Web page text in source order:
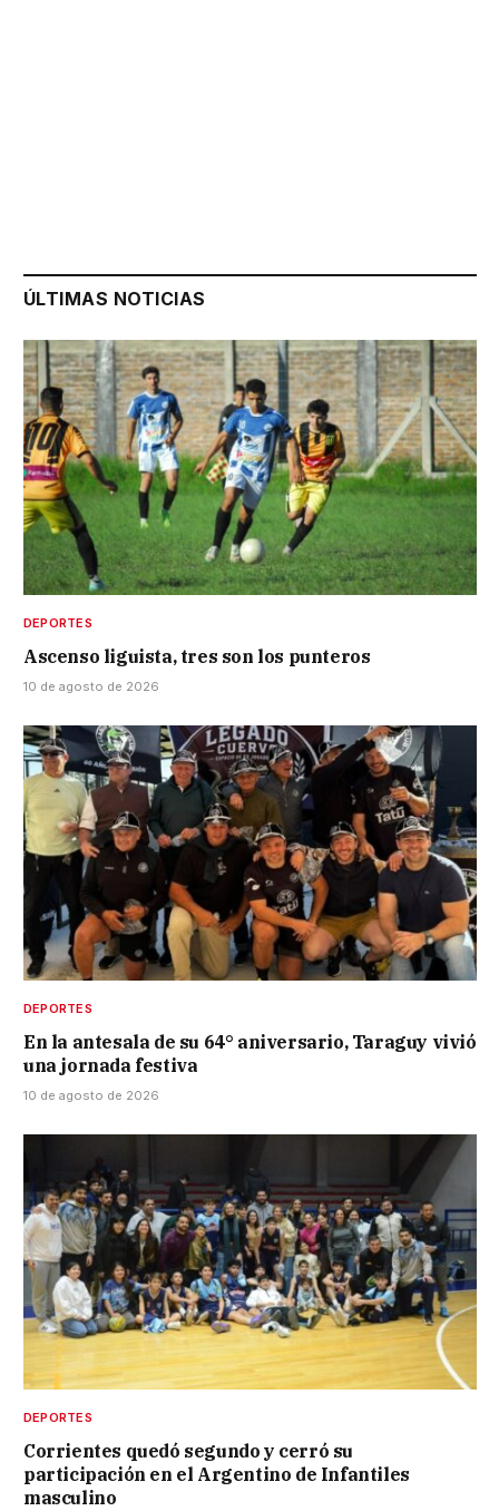
ÚLTIMAS NOTICIAS
DEPORTES
Ascenso liguista, tres son los punteros
10 de agosto de 2026
DEPORTES
En la antesala de su 64° aniversario, Taraguy vivió
una jornada festiva
10 de agosto de 2026
DEPORTES
Corrientes quedó segundo y cerró su
participación en el Argentino de Infantiles
masculino